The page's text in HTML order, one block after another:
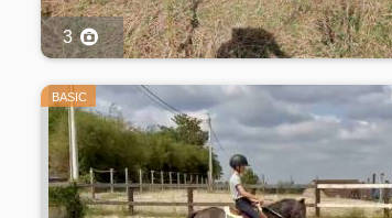
3
BASIC